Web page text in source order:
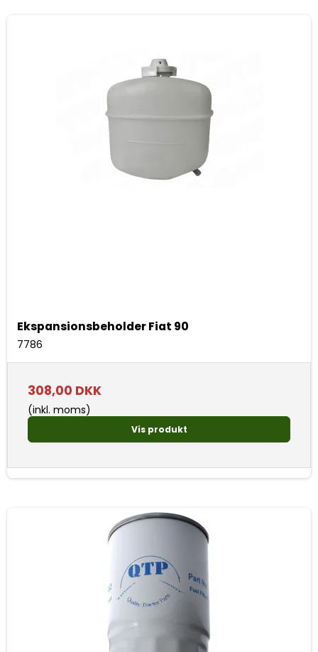
Ekspansionsbeholder Fiat 90
7786
308,00 DKK
(inkl. moms)
Vis produkt